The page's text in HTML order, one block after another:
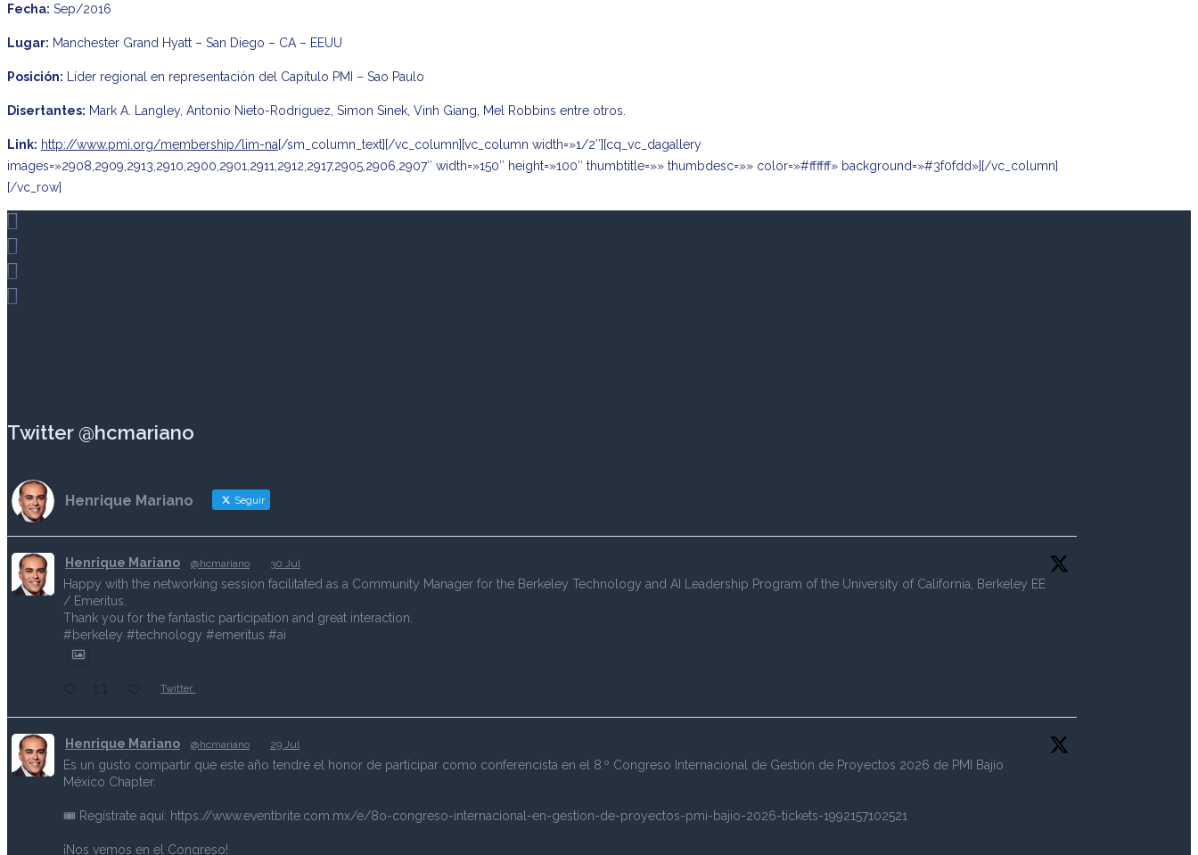
Fecha: Sep/2016
Lugar: Manchester Grand Hyatt – San Diego – CA – EEUU
Posición: Líder regional en representación del Capítulo PMI – Sao Paulo
Disertantes: Mark A. Langley, Antonio Nieto-Rodriguez, Simon Sinek, Vinh Giang, Mel Robbins entre otros.
Link: http://www.pmi.org/membership/lim-na[/sm_column_text][/vc_column][vc_column width=»1/2″][cq_vc_dagallery
images=»2908,2909,2913,2910,2900,2901,2911,2912,2917,2905,2906,2907″ width=»150″ height=»100″ thumbtitle=»» thumbdesc=»» color=»#ffffff» background=»#3f0fdd»][/vc_column]
[/vc_row]
Twitter @hcmariano
Henrique Mariano Seguir
Henrique Mariano @hcmariano · 30 Jul
Happy with the networking session facilitated as a Community Manager for the Berkeley Technology and AI Leadership Program of the University of California, Berkeley EE
/ Emeritus.
Thank you for the fantastic participation and great interaction.
#berkeley #technology #emeritus #ai
Twitter
Henrique Mariano @hcmariano · 29 Jul
Es un gusto compartir que este año tendré el honor de participar como conferencista en el 8.º Congreso Internacional de Gestión de Proyectos 2026 de PMI Bajío
México Chapter.
🎟️ Regístrate aquí: https://www.eventbrite.com.mx/e/8o-congreso-internacional-en-gestion-de-proyectos-pmi-bajio-2026-tickets-1992157102521
¡Nos vemos en el Congreso!